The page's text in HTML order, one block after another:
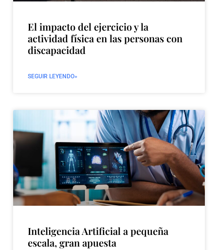
El impacto del ejercicio y la
actividad física en las personas con
discapacidad
SEGUIR LEYENDO»
Inteligencia Artificial a pequeña
escala, gran apuesta